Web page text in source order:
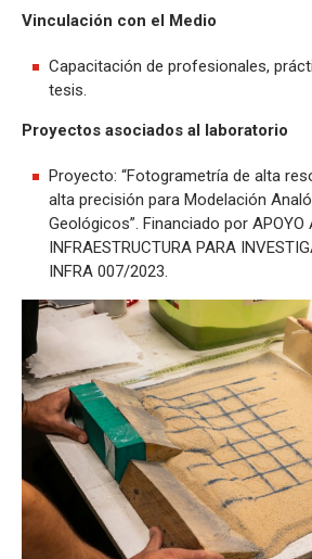
Vinculación con el Medio
Capacitación de profesionales,
tesis.
Proyectos asociados al laboratorio
Proyecto: “Fotogrametría de alta
alta precisión para Modelación
Geológicos”. Financiado por APOYO
INFRAESTRUCTURA PARA
INFRA 007/2023.